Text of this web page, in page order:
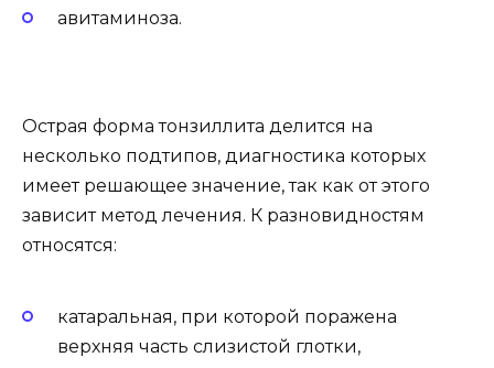
авитаминоза.
Острая форма тонзиллита делится на
несколько подтипов, диагностика которых
имеет решающее значение, так как от этого
зависит метод лечения. К разновидностям
относятся:
катаральная, при которой поражена
верхняя часть слизистой глотки,